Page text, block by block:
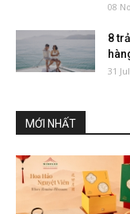
08
8
31
MỚI NHẤT